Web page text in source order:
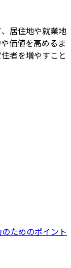
居住地や就業地
価値を高めるま
者を増やすこと
ためのポイント